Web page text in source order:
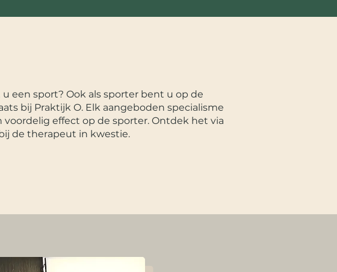
een sport? Ook als sporter bent u op de
bij Praktijk O. Elk aangeboden specialisme
voordelig effect op de sporter. Ontdek het via
de therapeut in kwestie.